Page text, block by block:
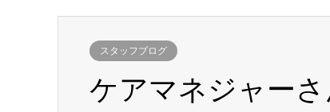
スタッフブログ
ケアマネジャー